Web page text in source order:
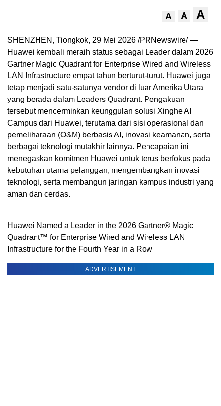
A A A
SHENZHEN, Tiongkok, 29 Mei 2026 /PRNewswire/ —
Huawei kembali meraih status sebagai Leader dalam 2026
Gartner Magic Quadrant for Enterprise Wired and Wireless
LAN Infrastructure empat tahun berturut-turut. Huawei juga
tetap menjadi satu-satunya vendor di luar Amerika Utara
yang berada dalam Leaders Quadrant. Pengakuan
tersebut mencerminkan keunggulan solusi Xinghe AI
Campus dari Huawei, terutama dari sisi operasional dan
pemeliharaan (O&M) berbasis AI, inovasi keamanan, serta
berbagai teknologi mutakhir lainnya. Pencapaian ini
menegaskan komitmen Huawei untuk terus berfokus pada
kebutuhan utama pelanggan, mengembangkan inovasi
teknologi, serta membangun jaringan kampus industri yang
aman dan cerdas.
Huawei Named a Leader in the 2026 Gartner® Magic
Quadrant™ for Enterprise Wired and Wireless LAN
Infrastructure for the Fourth Year in a Row
ADVERTISEMENT